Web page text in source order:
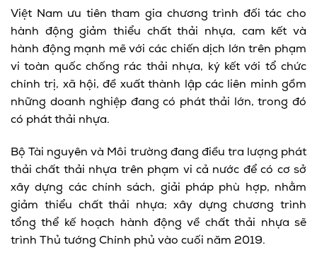
Việt Nam ưu tiên tham gia chương trình đối tác cho
hành động giảm thiểu chất thải nhựa, cam kết và
hành động mạnh mẽ với các chiến dịch lớn trên phạm
vi toàn quốc chống rác thải nhựa, ký kết với tổ chức
chính trị, xã hội, đề xuất thành lập các liên minh gồm
những doanh nghiệp đang có phát thải lớn, trong đó
có phát thải nhựa.
Bộ Tài nguyên và Môi trường đang điều tra lượng phát
thải chất thải nhựa trên phạm vi cả nước để có cơ sở
xây dựng các chính sách, giải pháp phù hợp, nhằm
giảm thiểu chất thải nhựa; xây dựng chương trình
tổng thể kế hoạch hành động về chất thải nhựa sẽ
trình Thủ tướng Chính phủ vào cuối năm 2019.